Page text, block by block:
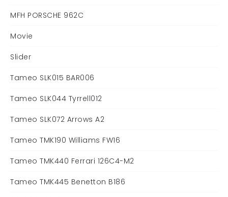
MFH PORSCHE 962C
Movie
Slider
Tameo SLK015 BAR006
Tameo SLK044 Tyrrell012
Tameo SLK072 Arrows A2
Tameo TMK190 Williams FW16
Tameo TMK440 Ferrari 126C4-M2
Tameo TMK445 Benetton B186